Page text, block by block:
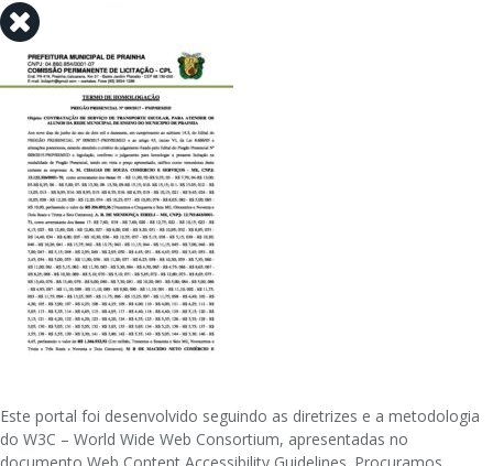
Este portal foi desenvolvido seguindo as diretrizes e a metodologia
do W3C – World Wide Web Consortium, apresentadas no